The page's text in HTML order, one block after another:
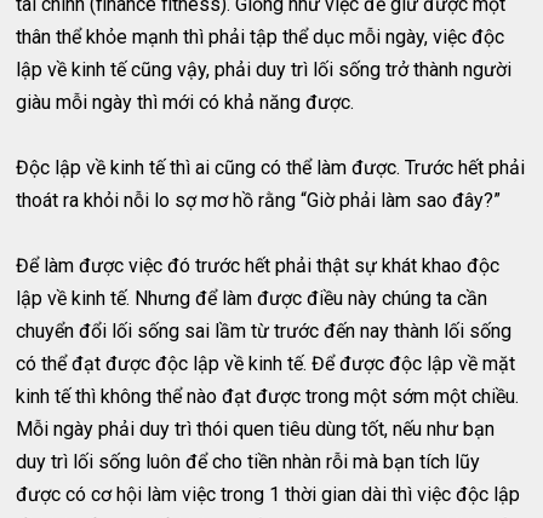
thân thể khỏe mạnh thì phải tập thể dục mỗi ngày, việc độc
lập về kinh tế cũng vậy, phải duy trì lối sống trở thành người
giàu mỗi ngày thì mới có khả năng được.
Độc lập về kinh tế thì ai cũng có thể làm được. Trước hết phải
thoát ra khỏi nỗi lo sợ mơ hồ rằng “Giờ phải làm sao đây?”
Để làm được việc đó trước hết phải thật sự khát khao độc
lập về kinh tế. Nhưng để làm được điều này chúng ta cần
chuyển đổi lối sống sai lầm từ trước đến nay thành lối sống
có thể đạt được độc lập về kinh tế. Để được độc lập về mặt
kinh tế thì không thể nào đạt được trong một sớm một chiều.
Mỗi ngày phải duy trì thói quen tiêu dùng tốt, nếu như bạn
duy trì lối sống luôn để cho tiền nhàn rỗi mà bạn tích lũy
được có cơ hội làm việc trong 1 thời gian dài thì việc độc lập